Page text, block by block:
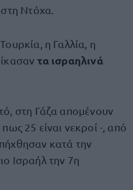
Ντόχα.
η Γαλλία, η
τα ισραηλινά
στη Γάζα απομένουν
25 είναι νεκροί -, από
κατά την
Ισραήλ την 7η